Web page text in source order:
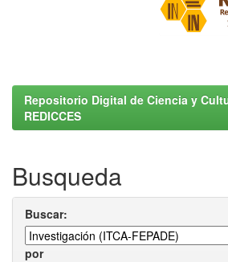
Repositorio Digital de Ciencia y
REDICCES
Busqueda
Buscar:
por